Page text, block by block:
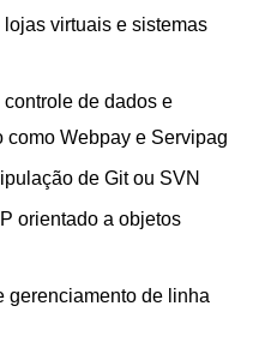
virtuais e sistemas
de dados e
como Webpay e Servipag
de Git ou SVN
orientado a objetos
gerenciamento de linha